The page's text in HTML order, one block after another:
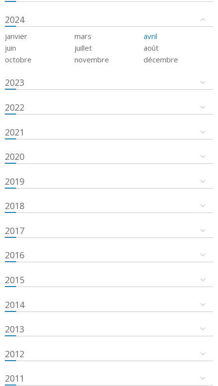
2024
janvier mars
avril
juin
juillet
août
octobre
novembre décembre
2023
2022
2021
2020
2019
2018
2017
2016
2015
2014
2013
2012
2011